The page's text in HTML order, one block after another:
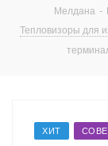
Мелдана -
Тепловизоры для
ХИТ